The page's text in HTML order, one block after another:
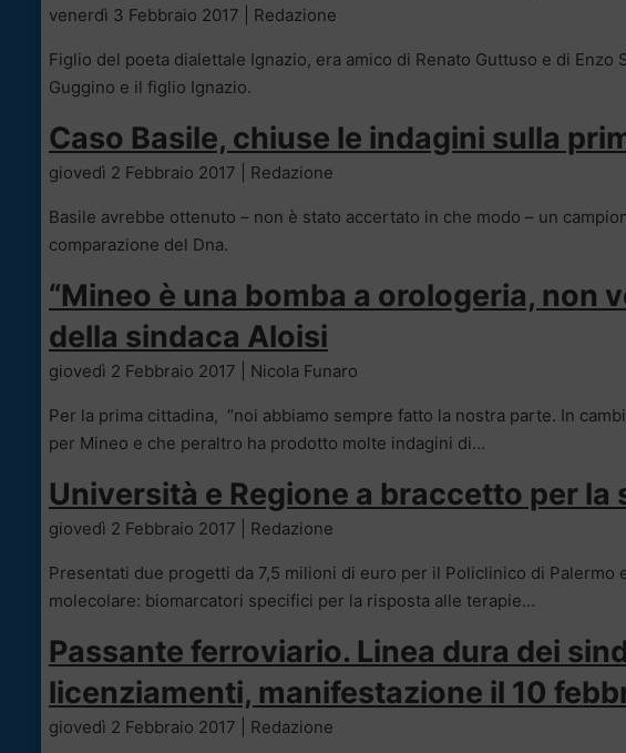
venerdì 3 Febbraio 2017 | Redazione
Figlio del poeta dialettale Ignazio, era amico di Renato Guttuso e di
Guggino e il figlio Ignazio.
Caso Basile, chiuse le indagini sulla
giovedì 2 Febbraio 2017 | Redazione
Basile avrebbe ottenuto – non è stato accertato in che modo – un
comparazione del Dna.
“Mineo è una bomba a orologeria, non
della sindaca Aloisi
giovedì 2 Febbraio 2017 | Nicola Funaro
Per la prima cittadina, “noi abbiamo sempre fatto la nostra parte. In
per Mineo e che peraltro ha prodotto molte indagini di…
Università e Regione a braccetto per la
giovedì 2 Febbraio 2017 | Redazione
Presentati due progetti da 7,5 milioni di euro per il Policlinico di Palermo
molecolare: biomarcatori specifici per la risposta alle terapie…
Passante ferroviario. Linea dura dei
licenziamenti, manifestazione il 10
giovedì 2 Febbraio 2017 | Redazione